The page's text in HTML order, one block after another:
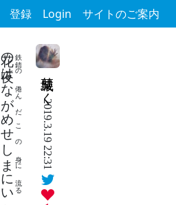
登録 Login サイトのご案内
栗城りく
2019.3.19 22:31